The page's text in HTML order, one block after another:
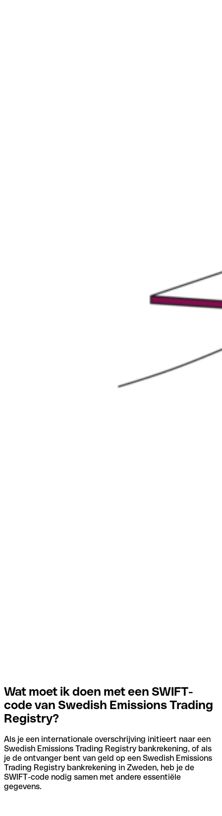
Wat moet ik doen met een SWIFT-
code van Swedish Emissions Trading
Registry?
Als je een internationale overschrijving initieert naar een
Swedish Emissions Trading Registry bankrekening, of als
je de ontvanger bent van geld op een Swedish Emissions
Trading Registry bankrekening in Zweden, heb je de
SWIFT-code nodig samen met andere essentiële
gegevens.